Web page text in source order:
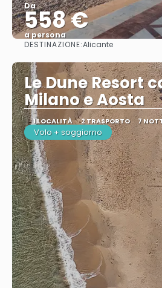
Da
558 €
a persona
DESTINAZIONE:Alicante
Le Dune Resort
Milano e Aosta
1 LOCALITÀ 2 TRASPORTO 7
Volo + soggiorno